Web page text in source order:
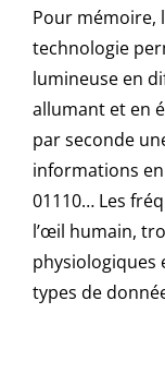
Pour mémoire,
technologie
lumineuse en
allumant et en
par seconde
informations
01110… Les
l’œil humain,
types de